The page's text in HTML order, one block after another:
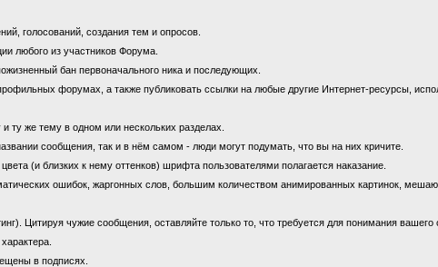
голосований, создания тем и опросов.
любого из участников Форума.
бан первоначального ника и последующих.
форумах, а также публиковать ссылки на любые другие Интернет-ресурсы,
ту же тему в одном или нескольких разделах.
сообщения, так и в нём самом - люди могут подумать, что вы на них кричите.
(и близких к нему оттенков) шрифта пользователями полагается наказание.
ошибок, жаргонных слов, большим количеством анимированных картинок,
Цитируя чужие сообщения, оставляйте только то, что требуется для понимания вашего
в подписях.